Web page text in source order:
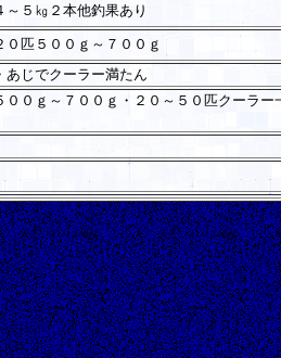
～５㎏２本他釣果あり
０匹５００ｇ～７００ｇ
あじでクーラー満たん
００ｇ～７００ｇ・２０～５０匹クーラー